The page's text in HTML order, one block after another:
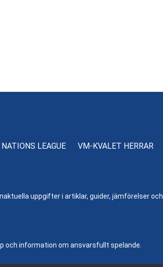
NATIONS LEAGUE VM-KVALET HERRAR
uppgifter i artiklar, guider, jämförelser och
och information om ansvarsfullt spelande.